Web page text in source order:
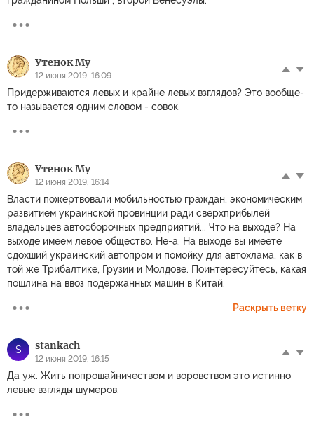
Утенок Му
12 июня 2019, 16:09
Придерживаются левых и крайне левых взглядов? Это вообще-
то называется одним словом - совок.
Утенок Му
12 июня 2019, 16:14
Власти пожертвовали мобильностью граждан, экономическим
развитием украинской провинции ради сверхприбылей
владельцев автосборочных предприятий... Что на выходе? На
выходе имеем левое общество. Не-а. На выходе вы имеете
сдохший украинский автопром и помойку для автохлама, как в
той же Трибалтике, Грузии и Молдове. Поинтересуйтесь, какая
пошлина на ввоз подержанных машин в Китай.
Раскрыть ветку
S stankach
12 июня 2019, 16:15
Да уж. Жить попрошайничеством и воровством это истинно
левые взгляды шумеров.